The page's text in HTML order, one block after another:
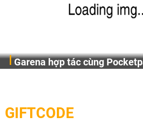
Garena hợp tác cùng
cầu, theo giấy phép chính thức từ
Pocketpair, Inc.
GIFTCODE